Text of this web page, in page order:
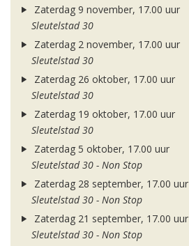
Zaterdag 9 november, 17.00 uur
Sleutelstad 30
Zaterdag 2 november, 17.00 uur
Sleutelstad 30
Zaterdag 26 oktober, 17.00 uur
Sleutelstad 30
Zaterdag 19 oktober, 17.00 uur
Sleutelstad 30
Zaterdag 5 oktober, 17.00 uur
Sleutelstad 30 - Non Stop
Zaterdag 28 september, 17.00 uur
Sleutelstad 30 - Non Stop
Zaterdag 21 september, 17.00 uur
Sleutelstad 30 - Non Stop